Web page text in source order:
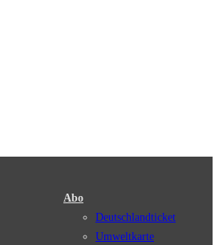
Abo
Deutschlandticket
Umweltkarte